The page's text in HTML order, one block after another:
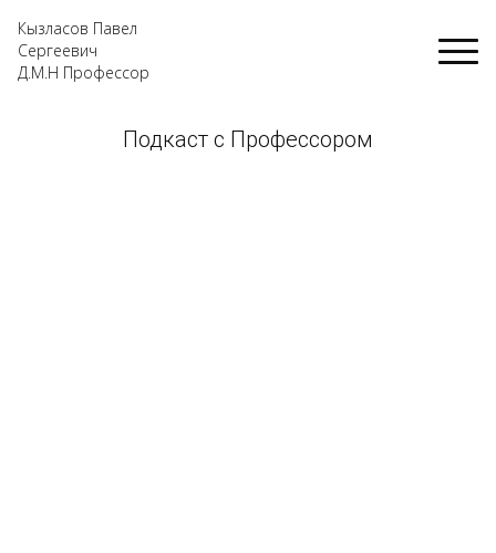
Кызласов Павел
Сергеевич
Д.М.Н Профессор
Подкаст с Профессором